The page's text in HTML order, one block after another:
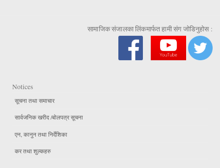
सामाजिक संजालका लिंकमार्फत हामी संग जोडिनुहोस :
Notices
सूचना तथा समाचार
सार्वजनिक खरीद /बोलपत्र सूचना
एन, कानुन तथा निर्देशिका
कर तथा शुल्कहरु